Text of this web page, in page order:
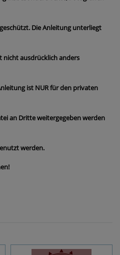
Die Anleitung unterliegt
nicht ausdrücklich anders
ist NUR für den privaten
an Dritte weitergegeben werden
werden.